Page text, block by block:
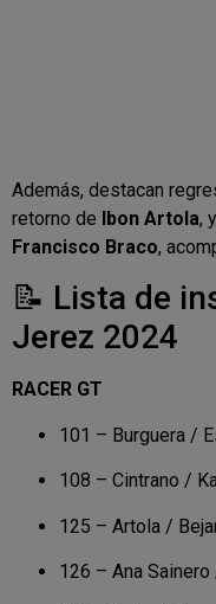
Además, destacan
retorno de Ibon Artola,
Francisco Braco,
📝 Lista de
Jerez 2024
RACER GT
101 – Burguera /
108 – Cintrano /
125 – Artola /
126 – Ana